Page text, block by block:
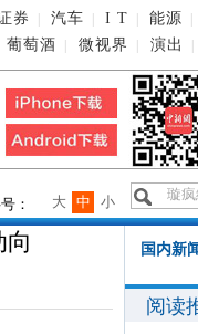
券 汽车 I T 能源
葡萄酒 微视界 演出
： 小
中
大
国内新
阅读